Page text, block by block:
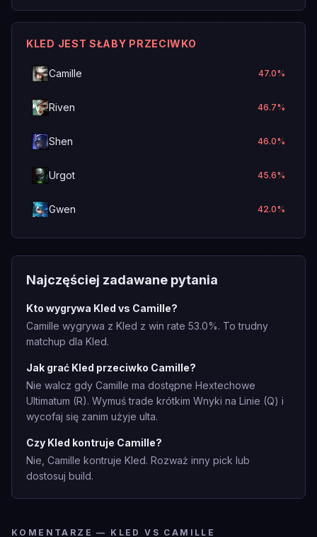
KLED JEST SŁABY PRZECIWKO
Camille 47.0%
Riven 46.7%
Shen 46.0%
Urgot 45.6%
Gwen 42.0%
Najczęściej zadawane pytania
Kto wygrywa Kled vs Camille?
Camille wygrywa z Kled z win rate 53.0%. To trudny
matchup dla Kled.
Jak grać Kled przeciwko Camille?
Nie walcz gdy Camille ma dostępne Hextechowe
Ultimatum (R). Wymuś trade krótkim Wnyki na Linie (Q) i
wycofaj się zanim użyje ulta.
Czy Kled kontruje Camille?
Nie, Camille kontruje Kled. Rozważ inny pick lub
dostosuj build.
KOMENTARZE — KLED VS CAMILLE